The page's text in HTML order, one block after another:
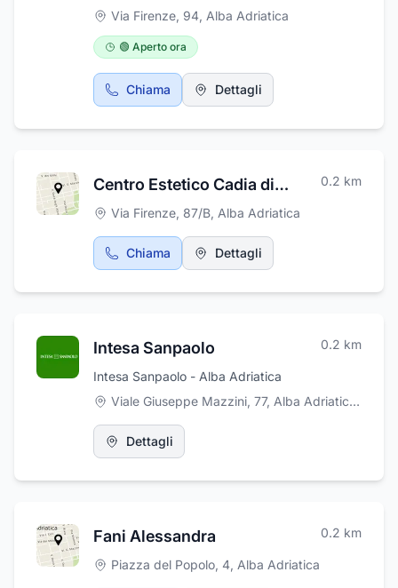
dal 2004.La nostra ditta esegue interventi di
recupero edilizio di strutture architettoniche,
occupandosi di ristrutturazioni interne con
lavori che spaziano dalla semplice
intonacatura di pareti fino al rifacimento totale
di complessi edilizi. Con personale altamente
completare progetti di qualsiasi dimensione e
Via Firenze, 94, Alba Adriatica
🟢 Aperto ora
Chiama Dettagli
Centro Estetico Cadia di Cadia Calabrese 0.2 km
Via Firenze, 87/B, Alba Adriatica
Chiama Dettagli
Intesa Sanpaolo 0.2 km
Intesa Sanpaolo - Alba Adriatica
Viale Giuseppe Mazzini, 77, Alba Adriatica,
Dettagli
Fani Alessandra 0.2 km
Piazza del Popolo, 4, Alba Adriatica